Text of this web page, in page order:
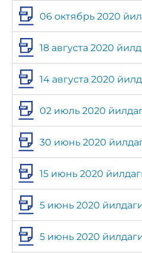
06 октябрь 2020
18 августа 2020
14 августа 2020
02 июль 2020
30 июнь 2020
15 июнь 2020
5 июнь 2020
5 июнь 2020